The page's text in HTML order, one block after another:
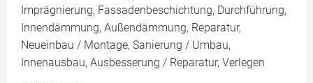
Imprägnierung, Fassadenbeschichtung, Durchführung,
Innendämmung, Außendämmung, Reparatur,
Neueinbau / Montage, Sanierung / Umbau,
Innenausbau, Ausbesserung / Reparatur, Verlegen